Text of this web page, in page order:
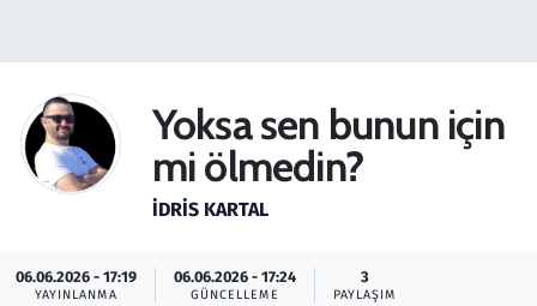
Yoksa sen bunun için
mi ölmedin?
İDRIS KARTAL
06.06.2026 - 17:19
YAYINLANMA
06.06.2026 - 17:24
GÜNCELLEME
3
PAYLAŞIM
Haber
Kültür Sanat
Lezzet Durağı